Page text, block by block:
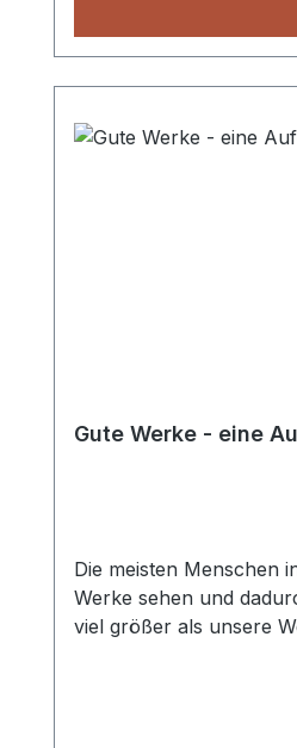
Gute Werke - eine
Die meisten Menschen
Werke sehen und
viel größer als unsere